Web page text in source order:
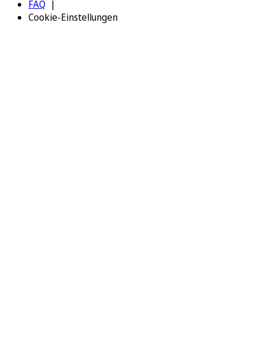
FAQ
Cookie-Einstellungen